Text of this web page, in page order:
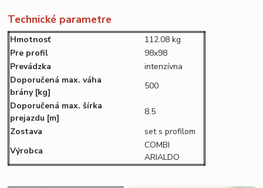
Technické parametre
Hmotnosť
112.08 kg
Pre profil
98x98
Prevádzka
intenzívna
Doporučená max. váha
brány [kg]
500
Doporučená max. šírka
prejazdu [m]
8.5
Zostava
set s profilom
Výrobca
COMBI
ARIALDO